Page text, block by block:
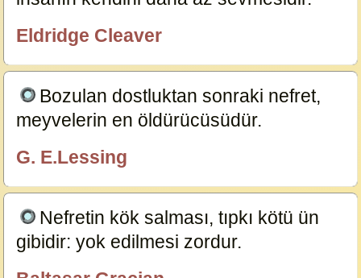
Eldridge Cleaver
Bozulan dostluktan sonraki nefret,
meyvelerin en öldürücüsüdür.
G. E.Lessing
Nefretin kök salması, tıpkı kötü ün
gibidir: yok edilmesi zordur.